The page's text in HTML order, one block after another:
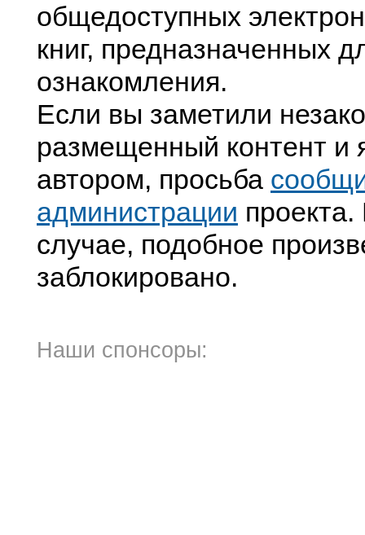
общедоступных
книг, предназначенных
ознакомления.
Если вы заметили
размещенный контент и
автором, просьба
администрации
случае, подобное
заблокировано.
Наши спонсоры: